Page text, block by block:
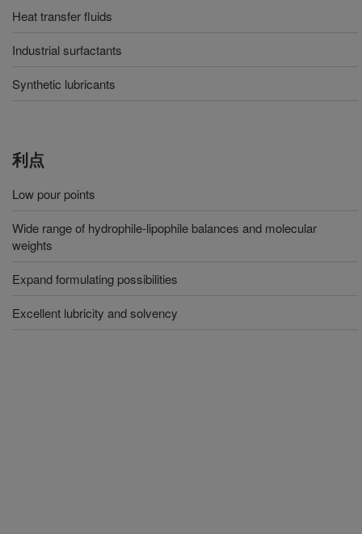
Heat transfer fluids
Industrial surfactants
Synthetic lubricants
利点
Low pour points
Wide range of hydrophile-lipophile balances and molecular
weights
Expand formulating possibilities
Excellent lubricity and solvency